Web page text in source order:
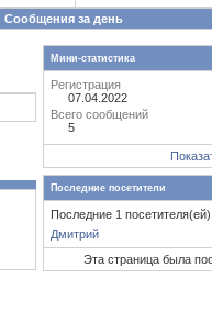
Сообщения за день
Мини-статистика
Регистрация
07.04.2022
Всего сообщений
5
Последние посетители
Последние 1
Дмитрий
Эта страница была